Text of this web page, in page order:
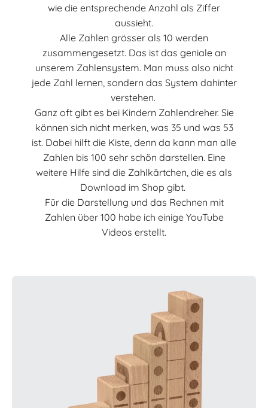
wie die entsprechende Anzahl als Ziffer
aussieht.
Alle Zahlen grösser als 10 werden
zusammengesetzt. Das ist das geniale an
unserem Zahlensystem. Man muss also nicht
jede Zahl lernen, sondern das System dahinter
verstehen.
Ganz oft gibt es bei Kindern Zahlendreher. Sie
können sich nicht merken, was 35 und was 53
ist. Dabei hilft die Kiste, denn da kann man alle
Zahlen bis 100 sehr schön darstellen. Eine
weitere Hilfe sind die Zahlkärtchen, die es als
Download im Shop gibt.
Für die Darstellung und das Rechnen mit
Zahlen über 100 habe ich einige YouTube
Videos erstellt.